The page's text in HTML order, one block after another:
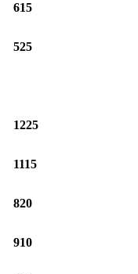
615
525
1225
1115
820
910